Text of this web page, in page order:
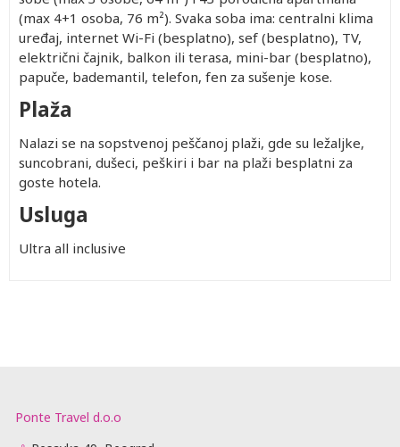
(max 4+1 osoba, 76 m²). Svaka soba ima: centralni klima
uređaj, internet Wi-Fi (besplatno), sef (besplatno), TV,
električni čajnik, balkon ili terasa, mini-bar (besplatno),
papuče, bademantil, telefon, fen za sušenje kose.
Plaža
Nalazi se na sopstvenoj peščanoj plaži, gde su ležaljke,
suncobrani, dušeci, peškiri i bar na plaži besplatni za
goste hotela.
Usluga
Ultra all inclusive
Ponte Travel d.o.o